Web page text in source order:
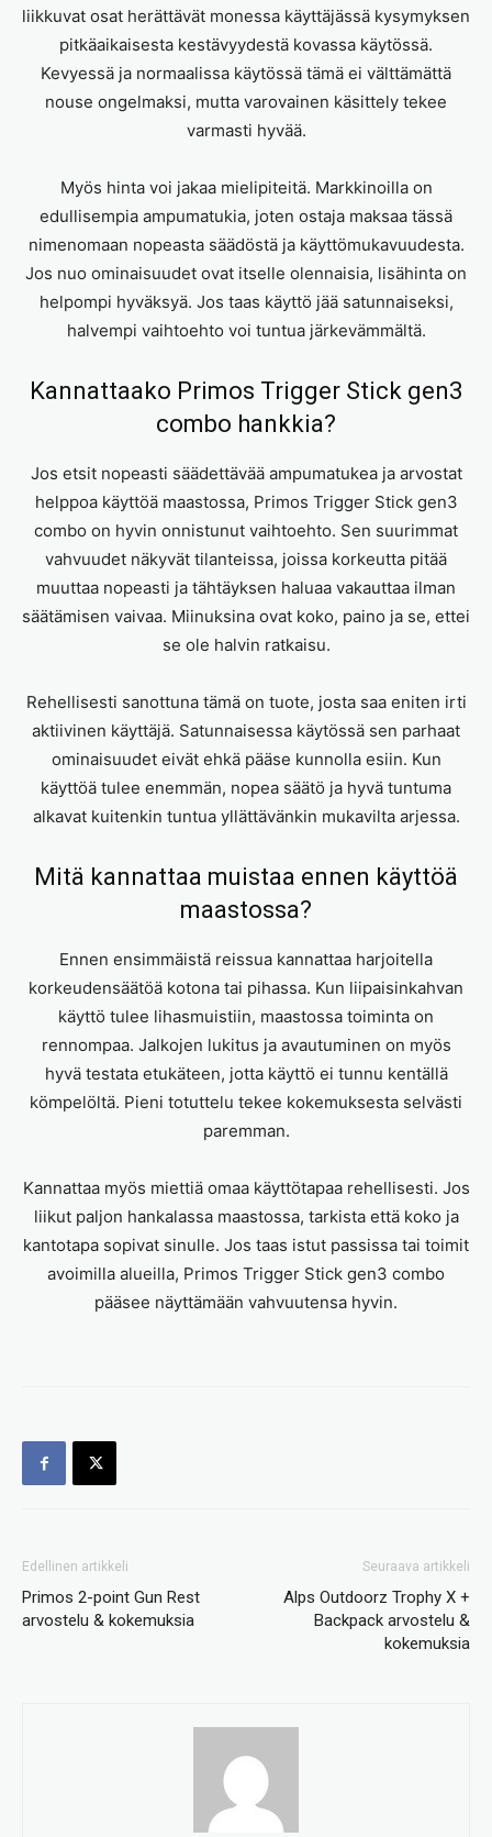
liikkuvat osat herättävät monessa käyttäjässä kysymyksen
pitkäaikaisesta kestävyydestä kovassa käytössä.
Kevyessä ja normaalissa käytössä tämä ei välttämättä
nouse ongelmaksi, mutta varovainen käsittely tekee
varmasti hyvää.
Myös hinta voi jakaa mielipiteitä. Markkinoilla on
edullisempia ampumatukia, joten ostaja maksaa tässä
nimenomaan nopeasta säädöstä ja käyttömukavuudesta.
Jos nuo ominaisuudet ovat itselle olennaisia, lisähinta on
helpompi hyväksyä. Jos taas käyttö jää satunnaiseksi,
halvempi vaihtoehto voi tuntua järkevämmältä.
Kannattaako Primos Trigger Stick gen3
combo hankkia?
Jos etsit nopeasti säädettävää ampumatukea ja arvostat
helppoa käyttöä maastossa, Primos Trigger Stick gen3
combo on hyvin onnistunut vaihtoehto. Sen suurimmat
vahvuudet näkyvät tilanteissa, joissa korkeutta pitää
muuttaa nopeasti ja tähtäyksen haluaa vakauttaa ilman
säätämisen vaivaa. Miinuksina ovat koko, paino ja se, ettei
se ole halvin ratkaisu.
Rehellisesti sanottuna tämä on tuote, josta saa eniten irti
aktiivinen käyttäjä. Satunnaisessa käytössä sen parhaat
ominaisuudet eivät ehkä pääse kunnolla esiin. Kun
käyttöä tulee enemmän, nopea säätö ja hyvä tuntuma
alkavat kuitenkin tuntua yllättävänkin mukavilta arjessa.
Mitä kannattaa muistaa ennen käyttöä
maastossa?
Ennen ensimmäistä reissua kannattaa harjoitella
korkeudensäätöä kotona tai pihassa. Kun liipaisinkahvan
käyttö tulee lihasmuistiin, maastossa toiminta on
rennompaa. Jalkojen lukitus ja avautuminen on myös
hyvä testata etukäteen, jotta käyttö ei tunnu kentällä
kömpelöltä. Pieni totuttelu tekee kokemuksesta selvästi
paremman.
Kannattaa myös miettiä omaa käyttötapaa rehellisesti. Jos
liikut paljon hankalassa maastossa, tarkista että koko ja
kantotapa sopivat sinulle. Jos taas istut passissa tai toimit
avoimilla alueilla, Primos Trigger Stick gen3 combo
pääsee näyttämään vahvuutensa hyvin.
Edellinen artikkeli
Primos 2-point Gun Rest
arvostelu & kokemuksia
Seuraava artikkeli
Alps Outdoorz Trophy X +
Backpack arvostelu &
kokemuksia